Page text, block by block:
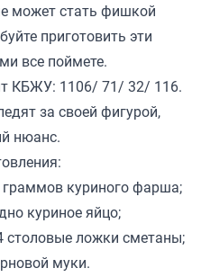
может стать фишкой
приготовить эти
все поймете.
КБЖУ: 1106/ 71/ 32/ 116.
за своей фигурой,
нюанс.
куриного фарша;
куриное яйцо;
столовые ложки сметаны;
муки.